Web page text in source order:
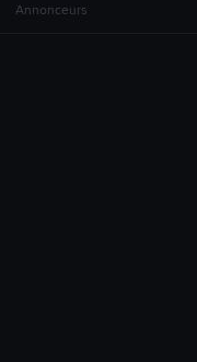
Annonceurs